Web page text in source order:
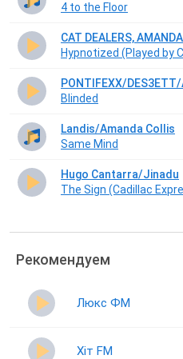
4 to the Floor
CAT DEALERS,
PONTIFEXX/DES3ETT/
Blinded
Landis/Amanda Collis
Same Mind
Hugo Cantarra/Jinadu
The Sign (Cadillac
Рекомендуем
Люкс ФМ
Хіт FM